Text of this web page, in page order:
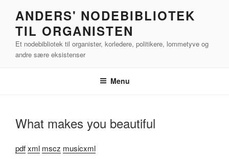
indhold
ANDERS' NODEBIBLIOTEK
TIL ORGANISTEN
Et nodebibliotek til organister, korledere, politikere, lommetyve og
andre sære eksistenser
Menu
What makes you beautiful
pdfxml mscz musicxml